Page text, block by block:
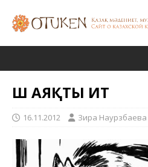
ҮШ АЯҚТЫ ИТ
16.11.2012 Зира Наурзбаева